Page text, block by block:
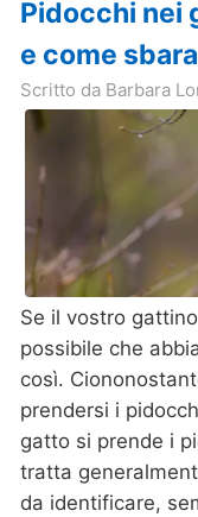
Pidocchi nei
e come
Scritto da Barbara
Se il vostro
possibile che
così.
prendersi i
gatto si prende i
tratta
da identificare,